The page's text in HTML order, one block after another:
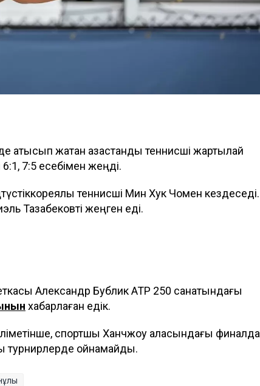
қатысып жатқан қазақстандық теннисші жартылай
7:5 есебімен жеңді.
теннисші Мин Хук Чомен кездеседі.
Тазабековті жеңген еді.
Александр Бублик ATP 250 санатындағы
хабарлаған едік.
спортшы Ханчжоу қаласындағы финалда
турнирлерде ойнамайды.